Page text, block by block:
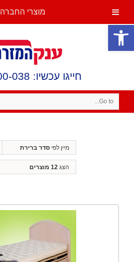
פתח סרגל נגישות
חייגו עכשיו: 1700-500-038
Go to...
מיין לפיסדר ברירת
מחדל
הצג12 מוצרים
מוצרי החברה